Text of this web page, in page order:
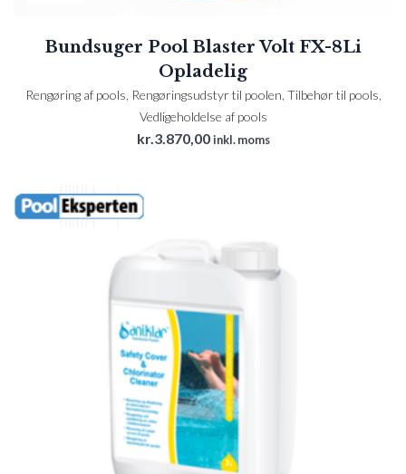
Bundsuger Pool Blaster Volt FX-8Li
Opladelig
Rengøring af pools Rengøringsudstyr til poolen Tilbehør til pools
Vedligeholdelse af pools
kr.3.870,00 inkl. moms